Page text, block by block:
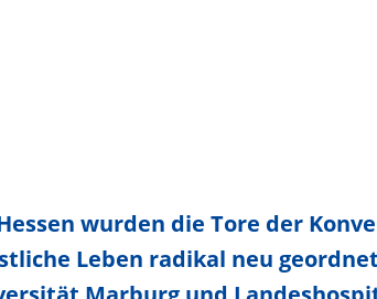
wurden die Tore der
Leben radikal neu